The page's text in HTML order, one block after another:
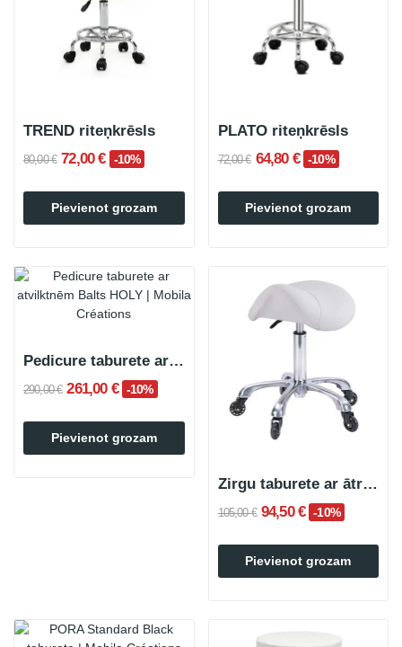
TREND riteņkrēsls
80,00 € 72,00 € -10%
Pievienot grozam
PLATO riteņkrēsls
72,00 € 64,80 € -10%
Pievienot grozam
Pedicure taburete ar atvilktnēm Balts HOLY
290,00 € 261,00 € -10%
Pievienot grozam
Zirgu taburete ar ātrgaitas riteņiem HUDA WHITE
105,00 € 94,50 € -10%
Pievienot grozam